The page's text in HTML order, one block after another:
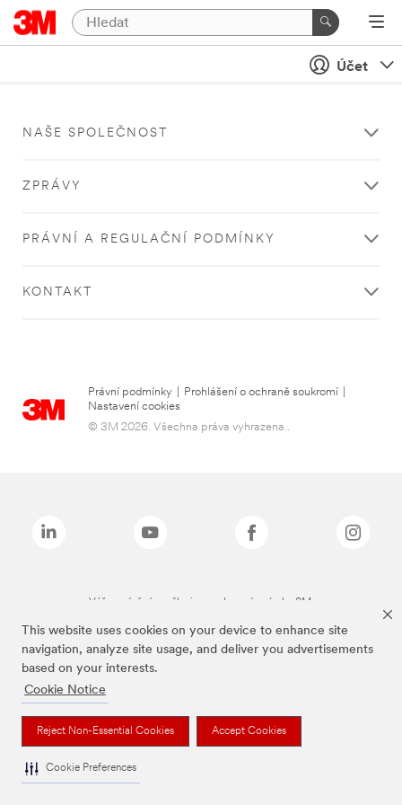
This website uses cookies on your device to enhance site
navigation, analyze site usage, and deliver you advertisements
based on your interests.
Cookie Notice
Reject Non-Essential Cookies Accept Cookies
Cookie Preferences
Účet
NAŠE SPOLEČNOST
ZPRÁVY
PRÁVNÍ A REGULAČNÍ PODMÍNKY
KONTAKT
Právní podmínky Prohlášení o ochraně soukromí
Nastavení cookies
© 3M 2026. Všechna práva vyhrazena..
Výše zmíněné značky jsou ochranné známky 3M.